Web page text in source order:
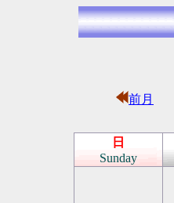
前月
日
Sunday